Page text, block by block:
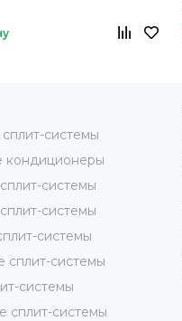
системы
кондиционеры
системы
системы
системы
сплит-системы
системы
сплит-системы